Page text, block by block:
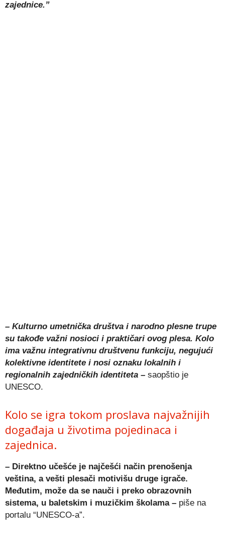
zajednice.”
– Kulturno umetnička društva i narodno plesne trupe
su takođe važni nosioci i praktičari ovog plesa. Kolo
ima važnu integrativnu društvenu funkciju, negujući
kolektivne identitete i nosi oznaku lokalnih i
regionalnih zajedničkih identiteta – saopštio je
UNESCO.
Kolo se igra tokom proslava najvažnijih
događaja u životima pojedinaca i
zajednica.
– Direktno učešće je najčešći način prenošenja
veština, a vešti plesači motivišu druge igrače.
Međutim, može da se nauči i preko obrazovnih
sistema, u baletskim i muzičkim školama – piše na
portalu “UNESCO-a”.